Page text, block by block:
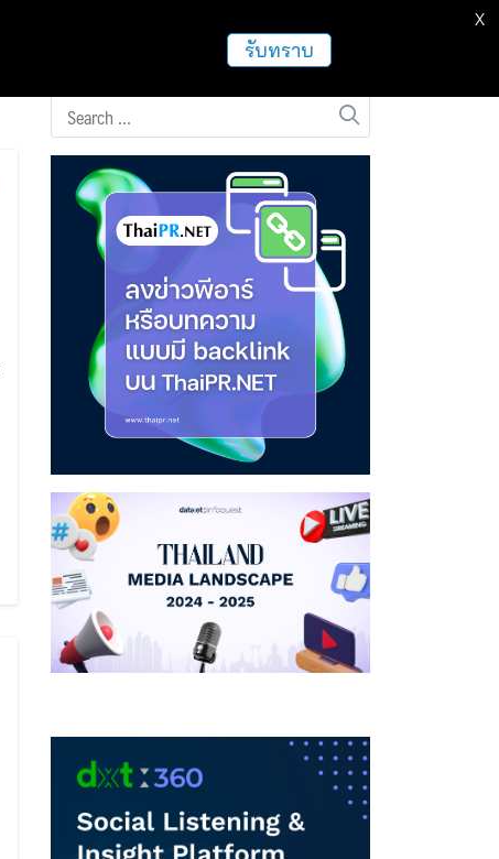
ฝากข่าวประชาสัมพันธ์
รับทราบ
X